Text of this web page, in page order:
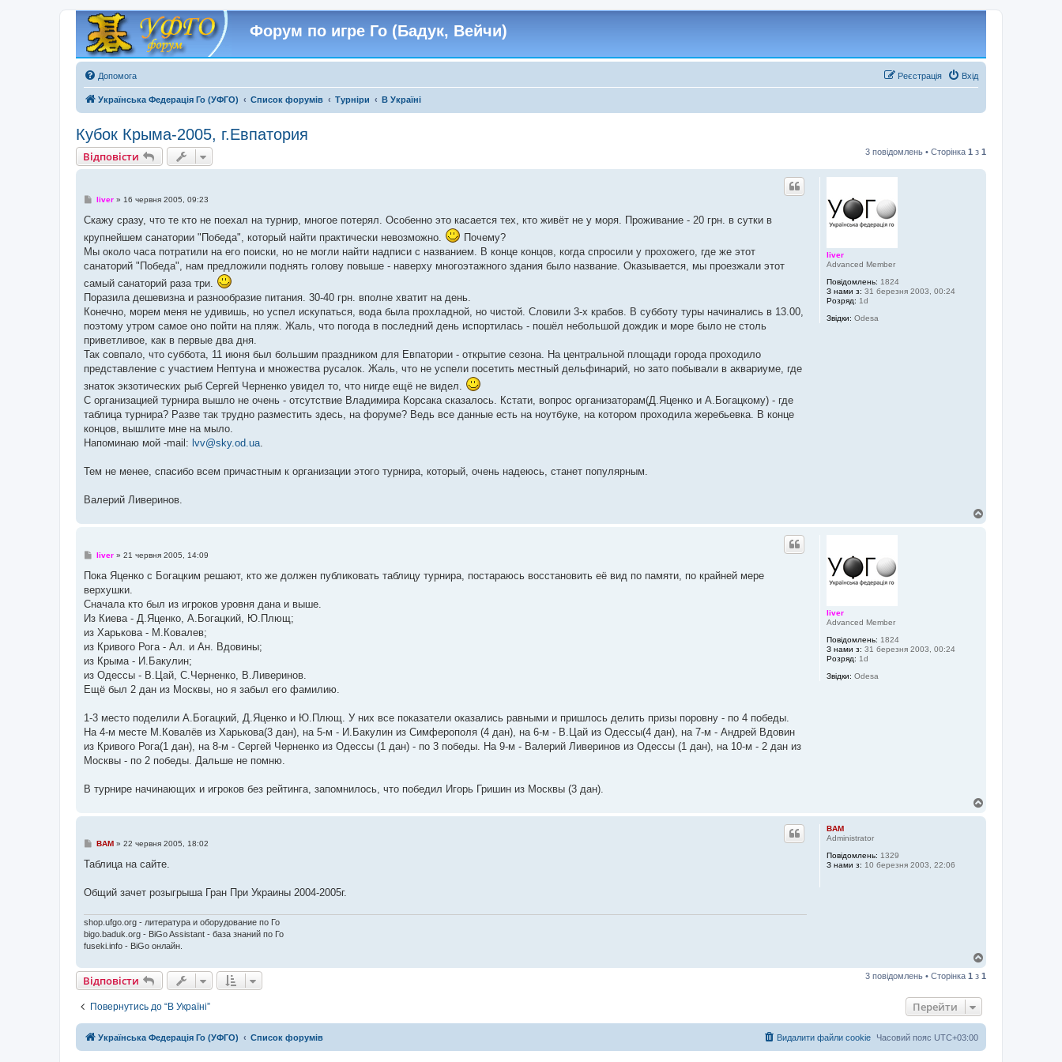
Форум по игре Го (Бадук, Вейчи)
Допомога Вхід
Реєстрація
Українська Федерація Го (УФГО) Список форумів Турніри В Україні
Кубок Крыма-2005, г.Евпатория
Відповісти 3 повідомлень • Сторінка 1 з 1
liver
Advanced Member
Повідомлень: 1824
З нами з: 31 березня 2003, 00:24
Розряд: 1d
Звідки: Odesa
П
в
д
о
м
л
н
я
liver» 16 червня 2005, 09:23
Скажу сразу, что те кто не поехал на турнир, многое потерял. Особенно это касается тех, кто живёт не у моря. Проживание - 20 грн. в сутки в
крупнейшем санатории "Победа", который найти практически невозможно.
Почему?
Мы около часа потратили на его поиски, но не могли найти надписи с названием. В конце концов, когда спросили у прохожего, где же этот
санаторий "Победа", нам предложили поднять голову повыше - наверху многоэтажного здания было название. Оказывается, мы проезжали этот
самый санаторий раза три.
Поразила дешевизна и разнообразие питания. 30-40 грн. вполне хватит на день.
Конечно, морем меня не удивишь, но успел искупаться, вода была прохладной, но чистой. Словили 3-х крабов. В субботу туры начинались в 13.00,
поэтому утром самое оно пойти на пляж. Жаль, что погода в последний день испортилась - пошёл небольшой дождик и море было не столь
приветливое, как в первые два дня.
Так совпало, что суббота, 11 июня был большим праздником для Евпатории - открытие сезона. На центральной площади города проходило
представление с участием Нептуна и множества русалок. Жаль, что не успели посетить местный дельфинарий, но зато побывали в аквариуме, где
знаток экзотических рыб Сергей Черненко увидел то, что нигде ещё не видел.
С организацией турнира вышло не очень - отсутствие Владимира Корсака сказалось. Кстати, вопрос организаторам(Д.Яценко и А.Богацкому) - где
таблица турнира? Разве так трудно разместить здесь, на форуме? Ведь все данные есть на ноутбуке, на котором проходила жеребьевка. В конце
концов, вышлите мне на мыло.
Напоминаю мой -mail: lvv@sky.od.ua.
Тем не менее, спасибо всем причастным к организации этого турнира, который, очень надеюсь, станет популярным.
Валерий Ливеринов.
liver
Advanced Member
Повідомлень: 1824
З нами з: 31 березня 2003, 00:24
Розряд: 1d
Звідки: Odesa
П
в
д
о
л
е
н
я
liver» 21 червня 2005, 14:09
Пока Яценко с Богацким решают, кто же должен публиковать таблицу турнира, постараюсь восстановить её вид по памяти, по крайней мере
верхушки.
Сначала кто был из игроков уровня дана и выше.
Из Киева - Д.Яценко, А.Богацкий, Ю.Плющ;
из Харькова - М.Ковалев;
из Кривого Рога - Ал. и Ан. Вдовины;
из Крыма - И.Бакулин;
из Одессы - В.Цай, С.Черненко, В.Ливеринов.
Ещё был 2 дан из Москвы, но я забыл его фамилию.
1-3 место поделили А.Богацкий, Д.Яценко и Ю.Плющ. У них все показатели оказались равными и пришлось делить призы поровну - по 4 победы.
На 4-м месте М.Ковалёв из Харькова(3 дан), на 5-м - И.Бакулин из Симферополя (4 дан), на 6-м - В.Цай из Одессы(4 дан), на 7-м - Андрей Вдовин
из Кривого Рога(1 дан), на 8-м - Сергей Черненко из Одессы (1 дан) - по 3 победы. На 9-м - Валерий Ливеринов из Одессы (1 дан), на 10-м - 2 дан из
Москвы - по 2 победы. Дальше не помню.
В турнире начинающих и игроков без рейтинга, запомнилось, что победил Игорь Гришин из Москвы (3 дан).
BAM
Administrator
Повідомлень: 1329
З нами з: 10 березня 2003, 22:06
П
в
о
н
н
я
BAM» 22 червня 2005, 18:02
Таблица на сайте.
Общий зачет розыгрыша Гран При Украины 2004-2005г.
shop.ufgo.org - литература и оборудование по Го
bigo.baduk.org - BiGo Assistant - база знаний по Го
fuseki.info - BiGo онлайн.
г
Відповісти 3 повідомлень • Сторінка 1 з 1
Повернутись до “В Україні” Перейти
Українська Федерація Го (УФГО) Список форумів Часовий пояс UTC+03:00
Видалити файли cookie